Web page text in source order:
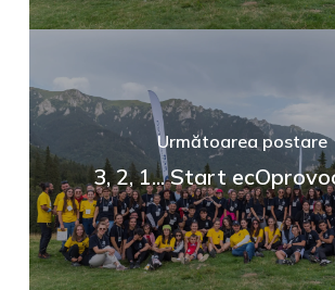
Următoarea postare
3, 2, 1... Start